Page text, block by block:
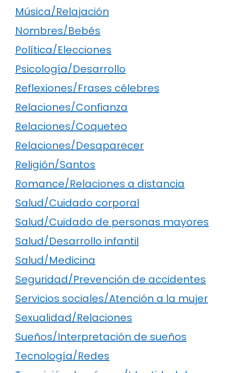
Música/Relajación
Nombres/Bebés
Política/Elecciones
Psicología/Desarrollo
Reflexiones/Frases célebres
Relaciones/Confianza
Relaciones/Coqueteo
Relaciones/Desaparecer
Religión/Santos
Romance/Relaciones a distancia
Salud/Cuidado corporal
Salud/Cuidado de personas mayores
Salud/Desarrollo infantil
Salud/Medicina
Seguridad/Prevención de accidentes
Servicios sociales/Atención a la mujer
Sexualidad/Relaciones
Sueños/Interpretación de sueños
Tecnología/Redes